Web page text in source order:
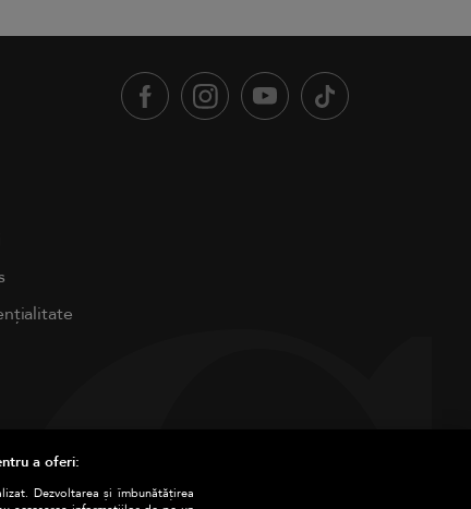
a oferi:
Dezvoltarea și îmbunătățirea